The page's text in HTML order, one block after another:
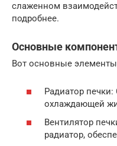
слаженном
подробнее.
Основные
Вот основные
Радиатор печки:
охлаждающей
Вентилятор
радиатор,